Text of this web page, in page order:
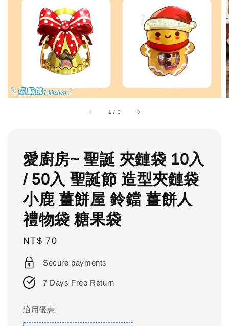
1 / 3
愛廚房~ 聖誕 夾鏈袋 10入
/ 50入 聖誕節 造型夾鏈袋
小鹿 薑餅屋 鈴鐺 薑餅人
禮物袋 糖果袋
Regular
price
NT$ 70
Secure payments
7 Days Free Return
適用優惠